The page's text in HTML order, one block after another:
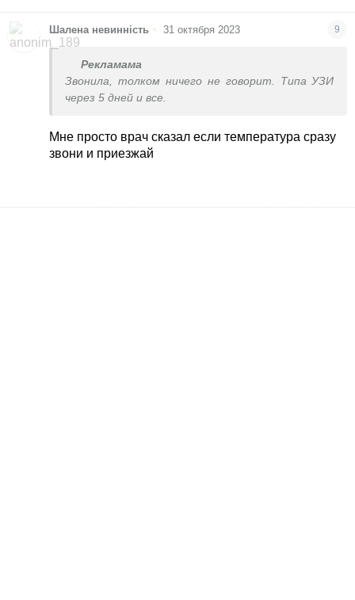
Шалена невинність • 31 октября 2023 9
Рекламама
Звонила, толком ничего не говорит. Типа УЗИ
через 5 дней и все.
Мне просто врач сказал если температура сразу
звони и приезжай